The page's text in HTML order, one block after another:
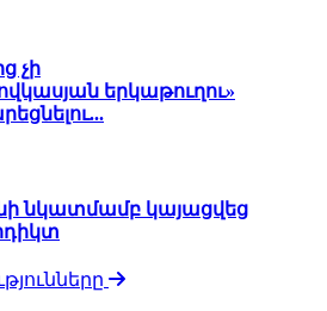
չի
երկաթուղու»
նկատմամբ կայացվեց